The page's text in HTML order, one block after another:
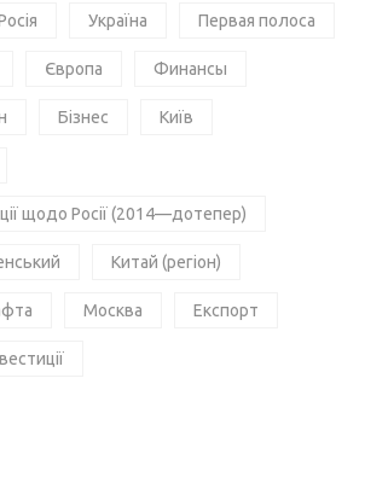
Україна Первая полоса
Європа Финансы
Бізнес Київ
щодо Росії (2014—дотепер)
Китай (регіон)
Москва Експорт